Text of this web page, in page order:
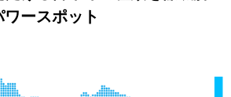
ースポット